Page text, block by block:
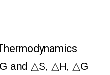
and △S, △H, △G